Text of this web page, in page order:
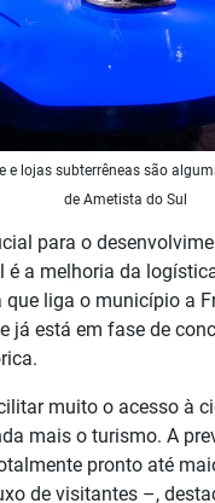
e lojas subterrêneas são
de Ametista do Sul
para o
é a melhoria da
que liga o município a
já está em fase de
muito o acesso à
mais o turismo. A
pronto até
de visitantes –,